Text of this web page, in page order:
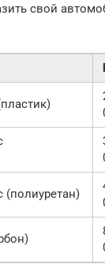
свой
(полиуретан)